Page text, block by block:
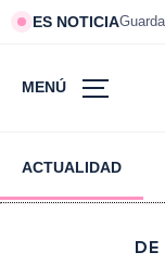
ES NOTICIA
MENÚ
ACTUALIDAD